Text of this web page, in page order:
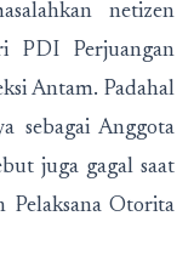
netizen
PDI Perjuangan
Antam. Padahal
sebagai Anggota
juga gagal saat
Pelaksana Otorita